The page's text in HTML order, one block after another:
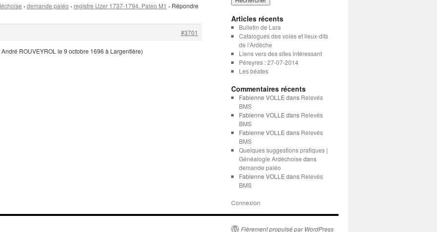
› demande paléo › registre Uzer 1737-1794. Paleo M1 › Répondre
#3701
ROUVEYROL le 9 octobre 1696 à Largentière)
Articles récents
Bulletin de Lara
Catalogues des voies et lieux-dits
de l’Ardèche
Liens vers des sites intéressant
Péreyres : 27-07-2014
Les béates
Commentaires récents
Fabienne VOLLE dans Relevés
BMS
Fabienne VOLLE dans Relevés
BMS
Fabienne VOLLE dans Relevés
BMS
Quelques suggestions pratiques |
Généalogie Ardéchoise dans
demande paléo
Fabienne VOLLE dans Relevés
BMS
Connexion
Fièrement propulsé par WordPress